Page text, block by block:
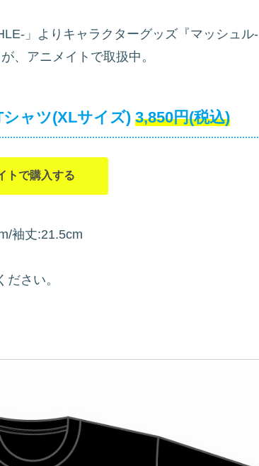
」よりキャラクターグッズ『マッシュル-
、アニメイトで取扱中。
ャツ(XLサイズ) 3,850円(税込)
トで購入する
袖丈:21.5cm
さい。